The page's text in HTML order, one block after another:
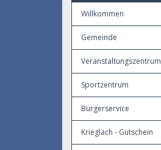
Willkommen
Gemeinde
Veranstaltungszentrum
Sportzentrum
Bürgerservice
Krieglach - Gutschein